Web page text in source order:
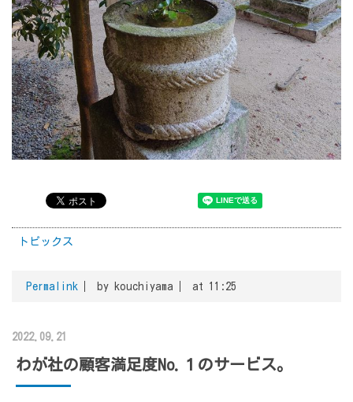
トピックス
Permalink by kouchiyama at 11:25
2022.09.21
わが社の顧客満足度No.１のサービス。